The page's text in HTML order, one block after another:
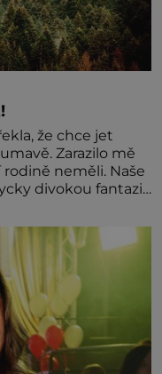
že chce jet
Zarazilo mě
neměli. Naše
divokou fantazii.
krásných
létajících dracích.